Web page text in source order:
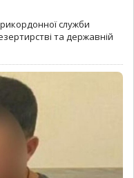
служби
та державній